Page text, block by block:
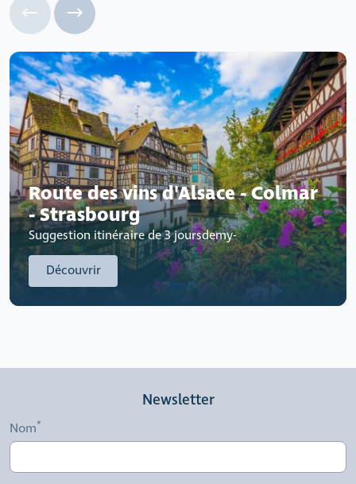
Route des vins d'Alsace - Colmar
- Strasbourg
Suggestion itinéraire de 3 joursdemy-
Découvrir
Newsletter
Nom